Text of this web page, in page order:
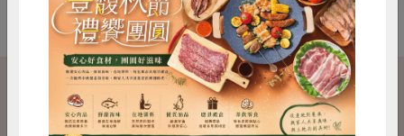
飲品&精選好物
惜食 RPET 食譜 減硝酸鹽
雞蛋 食安 共同購買